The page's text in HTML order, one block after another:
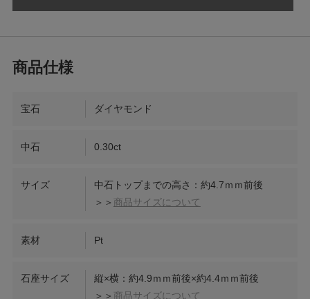
宝石 ダイヤモンド
中石 0.30ct
サイズ
中石トップまでの高さ：約4.7ｍｍ前後
＞＞ 商品サイズについて
素材 Pt
石座サイズ
縦×横：約4.9ｍｍ前後×約4.4ｍｍ前後
＞＞ 商品サイズについて